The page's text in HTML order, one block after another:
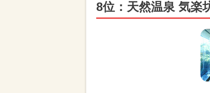
8位：天然温泉 気楽